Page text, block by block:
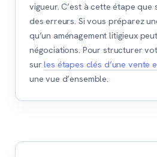
vigueur. C’est à cette étape
des erreurs. Si vous préparez
qu’un aménagement litigieux
négociations. Pour structurer
surles étapes clés d’une vente
une vue d’ensemble.